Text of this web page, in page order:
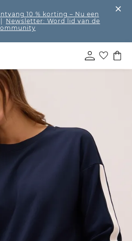
10 % korting – Nu een
Newsletter: Word lid van de